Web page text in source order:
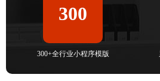
300
300+全行业小程序模版